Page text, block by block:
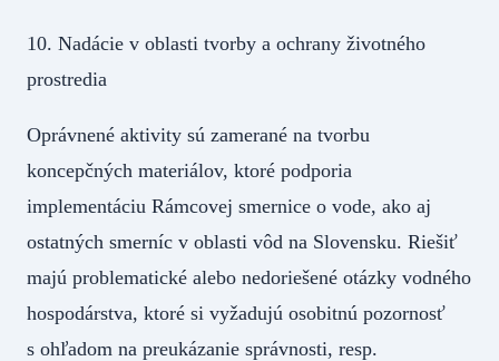
10. Nadácie v oblasti tvorby a ochrany životného
prostredia
Oprávnené aktivity sú zamerané na tvorbu
koncepčných materiálov, ktoré podporia
implementáciu Rámcovej smernice o vode, ako aj
ostatných smerníc v oblasti vôd na Slovensku. Riešiť
majú problematické alebo nedoriešené otázky vodného
hospodárstva, ktoré si vyžadujú osobitnú pozornosť
s ohľadom na preukázanie správnosti, resp.